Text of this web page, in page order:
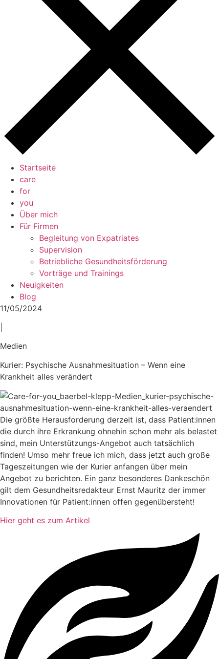
Startseite
care
for
you
Über mich
Für Firmen
Begleitung von Expatriates
Supervision
Betriebliche Gesundheitsförderung
Vorträge und Trainings
Neuigkeiten
Blog
11/05/2024
Medien
Kurier: Psychische Ausnahmesituation – Wenn eine
Krankheit alles verändert
Die größte Herausforderung derzeit ist, dass Patient:innen
die durch ihre Erkrankung ohnehin schon mehr als belastet
sind, mein Unterstützungs-Angebot auch tatsächlich
finden! Umso mehr freue ich mich, dass jetzt auch große
Tageszeitungen wie der Kurier anfangen über mein
Angebot zu berichten. Ein ganz besonderes Dankeschön
gilt dem Gesundheitsredakteur Ernst Mauritz der immer
Innovationen für Patient:innen offen gegenübersteht!
Hier geht es zum Artikel